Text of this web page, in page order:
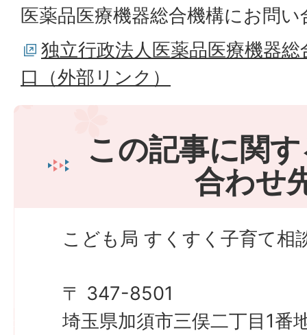
医薬品医療機器総合機構にお問
独立行政法人医薬品医療機器
口（外部リンク）
この記事に関
合わせ
こども局 すくすく子育て相
〒 347-8501
埼玉県加須市三俣二丁目1番